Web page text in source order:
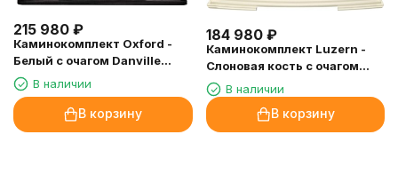
215 980 ₽
Каминокомплект Oxford -
Белый с очагом Danville
Chrome FB2
В наличии
В корзину
184 980 ₽
Каминокомплект Luzern -
Слоновая кость с очагом
Danville Antique Brass FB2
В наличии
В корзину